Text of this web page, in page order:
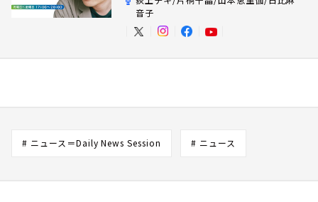
音子
# ニュース＝Daily News Session # ニュース